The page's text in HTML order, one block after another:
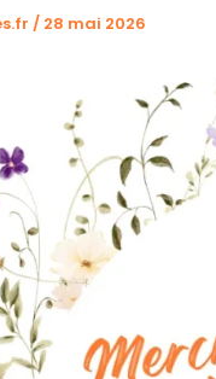
/ 28 mai 2026